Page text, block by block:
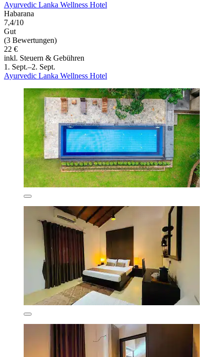
Ayurvedic Lanka Wellness Hotel
Habarana
7,4/10
Gut
(3 Bewertungen)
22 €
inkl. Steuern & Gebühren
1. Sept.–2. Sept.
Ayurvedic Lanka Wellness Hotel